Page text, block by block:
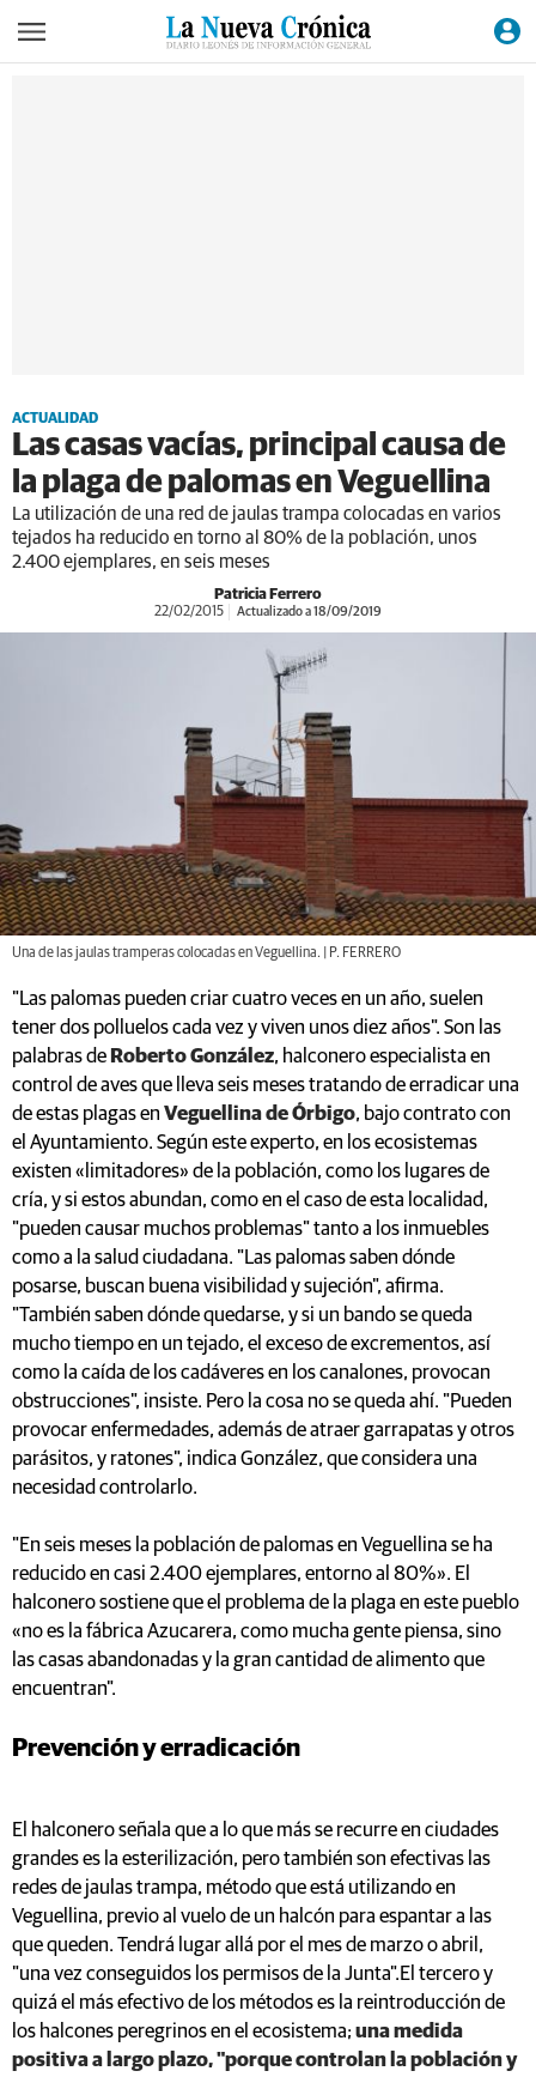
ACTUALIDAD
Las casas vacías, principal causa de
la plaga de palomas en Veguellina
La utilización de una red de jaulas trampa colocadas en varios
tejados ha reducido en torno al 80% de la población, unos
2.400 ejemplares, en seis meses
Patricia Ferrero
22/02/2015 Actualizado a 18/09/2019
Una de las jaulas tramperas colocadas en Veguellina. | P. FERRERO
"Las palomas pueden criar cuatro veces en un año, suelen
tener dos polluelos cada vez y viven unos diez años". Son las
palabras de Roberto González, halconero especialista en
control de aves que lleva seis meses tratando de erradicar una
de estas plagas en Veguellina de Órbigo, bajo contrato con
el Ayuntamiento. Según este experto, en los ecosistemas
existen «limitadores» de la población, como los lugares de
cría, y si estos abundan, como en el caso de esta localidad,
"pueden causar muchos problemas" tanto a los inmuebles
como a la salud ciudadana. "Las palomas saben dónde
posarse, buscan buena visibilidad y sujeción", afirma.
"También saben dónde quedarse, y si un bando se queda
mucho tiempo en un tejado, el exceso de excrementos, así
como la caída de los cadáveres en los canalones, provocan
obstrucciones", insiste. Pero la cosa no se queda ahí. "Pueden
provocar enfermedades, además de atraer garrapatas y otros
parásitos, y ratones", indica González, que considera una
necesidad controlarlo.
"En seis meses la población de palomas en Veguellina se ha
reducido en casi 2.400 ejemplares, entorno al 80%». El
halconero sostiene que el problema de la plaga en este pueblo
«no es la fábrica Azucarera, como mucha gente piensa, sino
las casas abandonadas y la gran cantidad de alimento que
encuentran".
Prevención y erradicación
El halconero señala que a lo que más se recurre en ciudades
grandes es la esterilización, pero también son efectivas las
redes de jaulas trampa, método que está utilizando en
Veguellina, previo al vuelo de un halcón para espantar a las
que queden. Tendrá lugar allá por el mes de marzo o abril,
"una vez conseguidos los permisos de la Junta".El tercero y
quizá el más efectivo de los métodos es la reintroducción de
los halcones peregrinos en el ecosistema; una medida
positiva a largo plazo, "porque controlan la población y